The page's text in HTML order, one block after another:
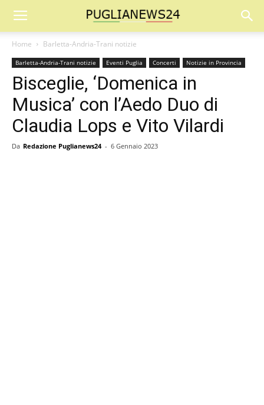
Home Barletta-Andria-Trani notizie
Barletta-Andria-Trani notizie Eventi Puglia Concerti Notizie in Provincia
Bisceglie, ‘Domenica in
Musica’ con l’Aedo Duo di
Claudia Lops e Vito Vilardi
Da Redazione Puglianews24 - 6 Gennaio 2023